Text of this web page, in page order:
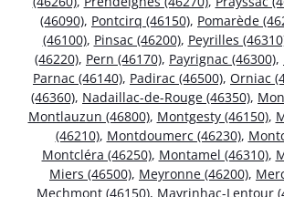
(46090), Pontcirq (46150), Pomarède
(46100), Pinsac (46200), Peyrilles
(46220), Pern (46170), Payrignac (46300),
Parnac (46140), Padirac (46500), Orniac
(46360), Nadaillac-de-Rouge (46350),
Montlauzun (46800), Montgesty (46150),
(46210), Montdoumerc (46230),
Montcléra (46250), Montamel (46310),
Miers (46500), Meyronne (46200),
Mechmont (46150), Mayrinhac-Lentour